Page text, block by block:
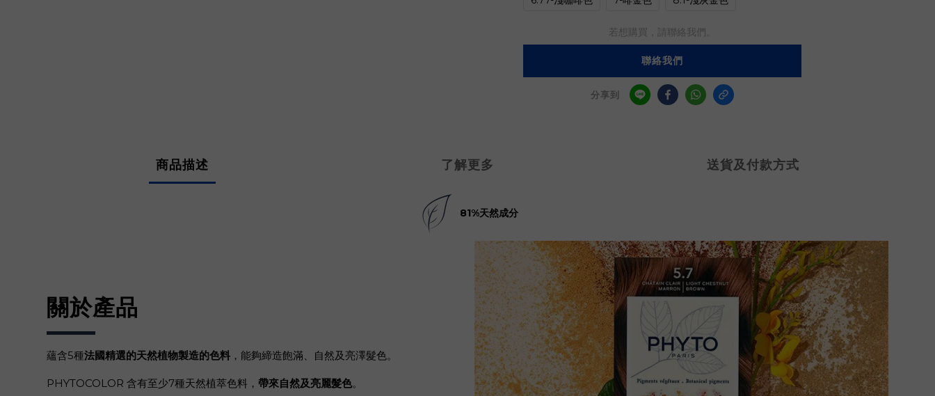
若想購買，請聯絡我們。
聯絡我們
分享到
商品描述 了解更多 送貨及付款方式
81%天然成分
關於產品
蘊含5種法國精選的天然植物製造的色料 ，能夠締造飽滿、自然及亮澤髮色。
PHYTOCOLOR 含有至少7種天然植萃色料， 帶來自然及亮麗髮色。